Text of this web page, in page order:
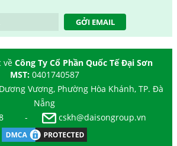
GỞI EMAIL
về Công Ty Cổ Phần Quốc Tế Đại Sơn
MST: 0401740587
Vương, Phường Hòa Khánh, TP. Đà
Nẵng
- cskh@daisongroup.vn